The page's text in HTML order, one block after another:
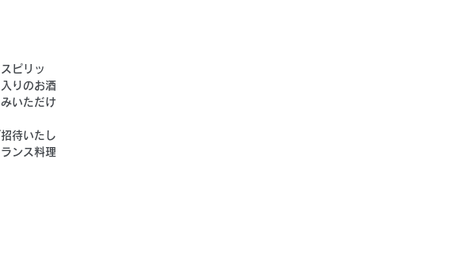
ピリッ
りのお酒
いただけ
待いたし
ンス料理